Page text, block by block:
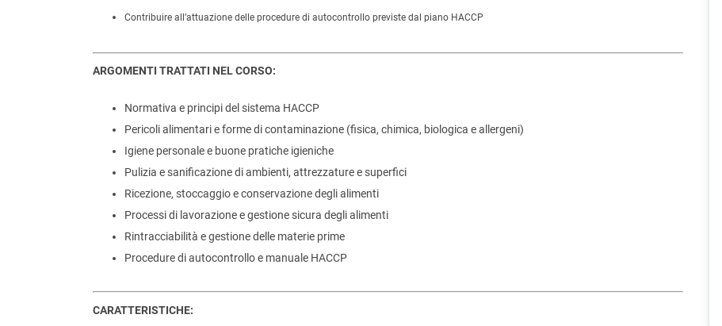
Contribuire all’attuazione delle procedure di autocontrollo previste dal piano HACCP
ARGOMENTI TRATTATI NEL CORSO:
Normativa e principi del sistema HACCP
Pericoli alimentari e forme di contaminazione (fisica, chimica, biologica e allergeni)
Igiene personale e buone pratiche igieniche
Pulizia e sanificazione di ambienti, attrezzature e superfici
Ricezione, stoccaggio e conservazione degli alimenti
Processi di lavorazione e gestione sicura degli alimenti
Rintracciabilità e gestione delle materie prime
Procedure di autocontrollo e manuale HACCP
CARATTERISTICHE: